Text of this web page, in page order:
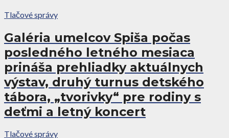
Tlačové správy
Galéria umelcov Spiša počas
posledného letného mesiaca
prináša prehliadky aktuálnych
výstav, druhý turnus detského
tábora, „tvorivky“ pre rodiny s
deťmi a letný koncert
Tlačové správy